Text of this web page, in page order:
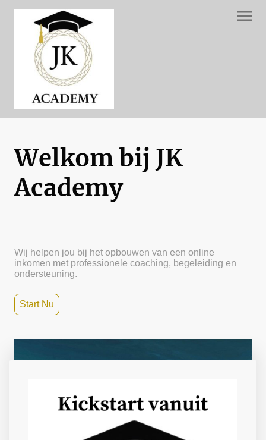
Welkom bij JK
Academy
Wij helpen jou bij het opbouwen van een online
inkomen met professionele coaching, begeleiding en
ondersteuning.
Start Nu